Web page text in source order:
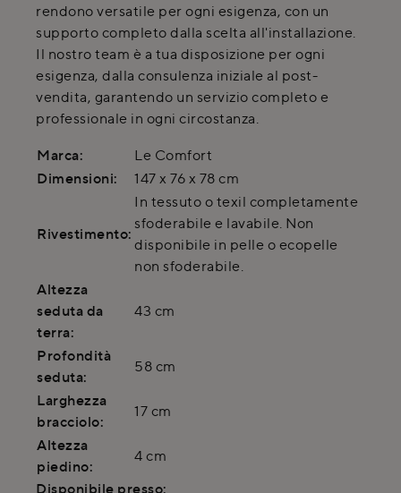
rendono versatile per ogni esigenza, con un
supporto completo dalla scelta all'installazione.
Il nostro team è a tua disposizione per ogni
esigenza, dalla consulenza iniziale al post-
vendita, garantendo un servizio completo e
professionale in ogni circostanza.
Marca:
Le Comfort
Dimensioni:
147 x 76 x 78 cm
Rivestimento:
In tessuto o texil completamente
sfoderabile e lavabile. Non
disponibile in pelle o ecopelle
non sfoderabile.
Altezza
seduta da
terra:
43 cm
Profondità
seduta:
58 cm
Larghezza
bracciolo:
17 cm
Altezza
piedino:
4 cm
Disponibile presso: